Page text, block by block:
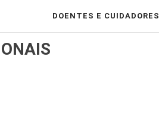
DOENTES E CUIDADORES